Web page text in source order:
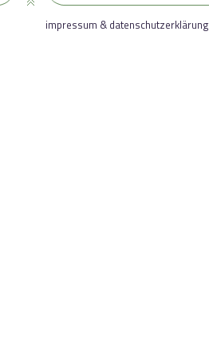
impressum & datenschutzerklärung